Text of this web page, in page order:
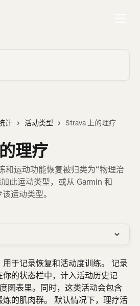
计 活动类型 Strava 上的理疗
理疗
和运动功能恢复被归类为“物理治
此运动类型，或从 Garmin 和
运动类型。
于记录恢复和活动度训练。 记录
的状态栏中，计入活动历史记
图表里。同时，这类活动会包含
的肌肉群。 默认情况下，理疗活